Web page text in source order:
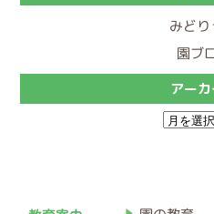
みどり
園ブ
アー
イ